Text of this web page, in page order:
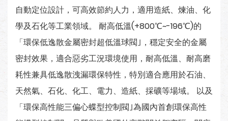
自動定位設計，可高效節約人力，適用造紙、煉油、化
學及石化等工業領域。 耐高低溫(+800℃~-196℃)的
「環保低逸散金屬密封超低溫球閥｣，穩定安全的金屬
密封效果，適合惡劣工況環境使用，耐高低溫、耐高磨
耗性兼具低逸散洩漏環保特性，特別適合應用於石油、
天然氣、石化、化工、電力、造紙、採礦等場域。 以及
「環保高性能三偏心蝶型控制閥｣為國內首創環保高性